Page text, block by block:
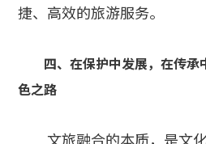
捷、高效的旅游服务。
四、在保护中发展，在传承
色之路
文旅融合的本质，是文化